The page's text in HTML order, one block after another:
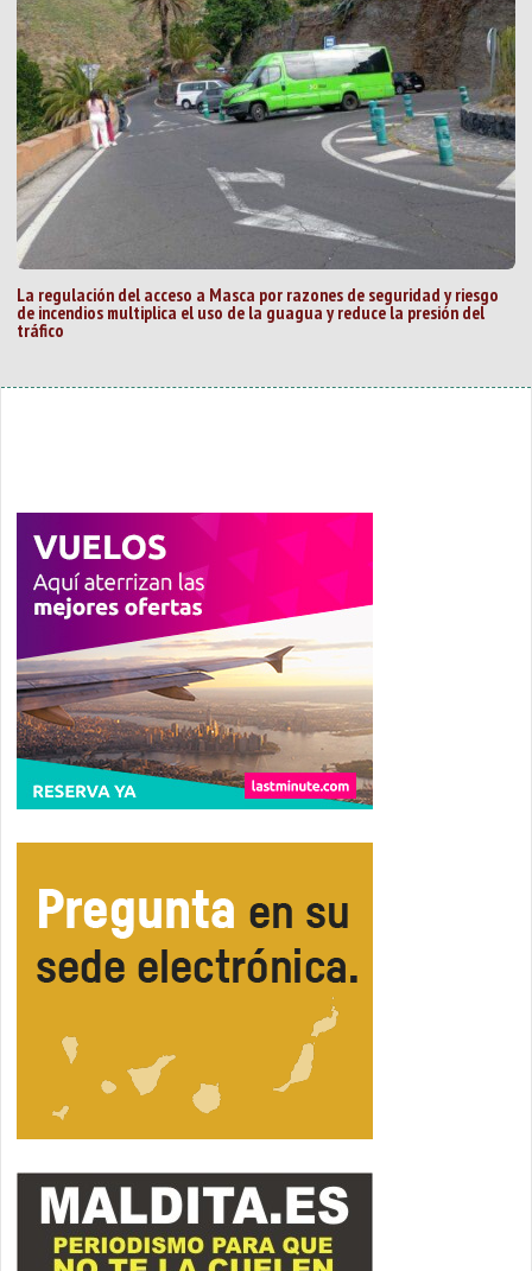
La regulación del acceso a Masca por razones de seguridad y riesgo
de incendios multiplica el uso de la guagua y reduce la presión del
tráfico